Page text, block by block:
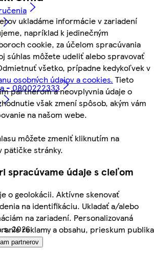
ukladáme informácie v zariadení
napríklad k jedinečným
cookie, za účelom spracúvania
súhlas môžete udeliť alebo spravovať
všetko, prípadne kedykoľvek v
osobných údajov a cookies. Tieto
partnerom a neovplyvnia údaje o
však zmení spôsob, akým vám
na našom webe.
môžete zmeniť kliknutím na
pätičke stránky.
spracúvame údaje s cieľom
o geolokácii. Aktívne skenovať
na identifikáciu. Ukladať a/alebo
na zariadení. Personalizovaná
reklamy a obsahu, prieskum publika
partnerov
- 0800222333
2026